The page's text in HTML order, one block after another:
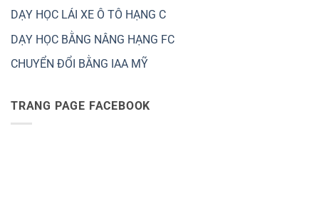
DẠY HỌC LÁI XE Ô TÔ HẠNG C
DẠY HỌC BẰNG NÂNG HẠNG FC
CHUYỂN ĐỔI BẰNG IAA MỸ
TRANG PAGE FACEBOOK